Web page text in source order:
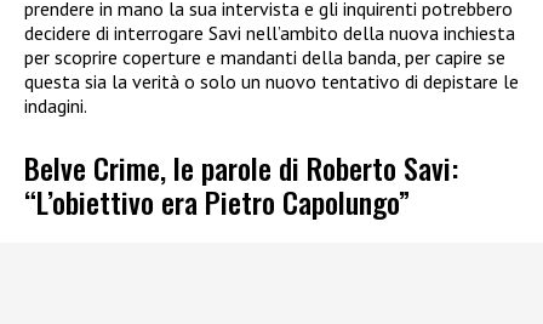
prendere in mano la sua intervista e gli inquirenti potrebbero
decidere di interrogare Savi nell’ambito della nuova inchiesta
per scoprire coperture e mandanti della banda, per capire se
questa sia la verità o solo un nuovo tentativo di depistare le
indagini.
Belve Crime, le parole di Roberto Savi:
“L’obiettivo era Pietro Capolungo”